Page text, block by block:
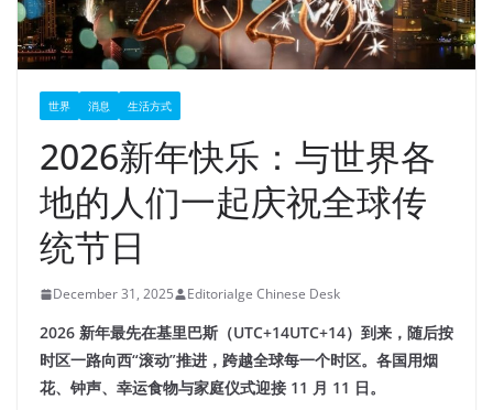
世界 消息 生活方式
2026新年快乐：与世界各
地的人们一起庆祝全球传
统节日
December 31, 2025 Editorialge Chinese Desk
2026 新年最先在基里巴斯（UTC+14UTC+14）到来，随后按
时区一路向西“滚动”推进，跨越全球每一个时区。各国用烟
花、钟声、幸运食物与家庭仪式迎接 11 月 11 日。